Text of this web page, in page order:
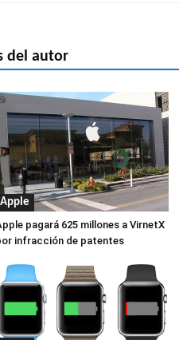
del autor
Apple
pagará 625 millones a VirnetX
infracción de patentes